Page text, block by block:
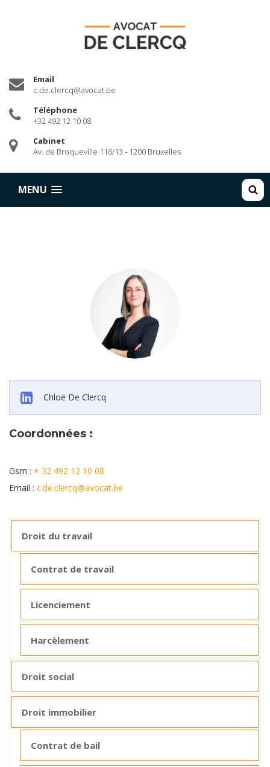
Email
c.de.clercq@avocat.be
Téléphone
+32 492 12 10 08
Cabinet
Av. de Broqueville 116/13 - 1200 Bruxelles
MENU
Chloë De Clercq
Coordonnées :
Gsm : + 32 492 12 10 08
Email : c.de.clercq@avocat.be
Droit du travail
Contrat de travail
Licenciement
Harcèlement
Droit social
Droit immobilier
Contrat de bail